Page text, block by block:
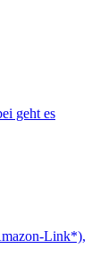
geht es
Link*),